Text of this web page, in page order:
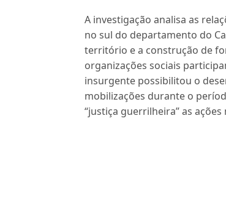
A investigação analisa as
no sul do departamento do
território e a construção de
organizações sociais
insurgente possibilitou o
mobilizações durante o
“justiça guerrilheira” as